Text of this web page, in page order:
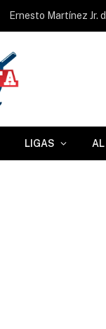
LIGAS AL